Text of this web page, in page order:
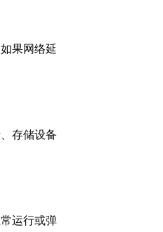
果网络延
存储设备
运行或弹